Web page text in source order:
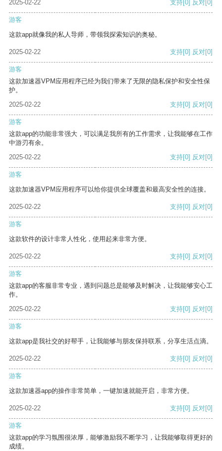
2025-02-22 支持 [0] 反对 [0]
游客
这款app就像我的私人导师，带领我探索知识的奥秘。
2025-02-22 支持[0] 反对[0]
游客
这款加速器VPM应用程序已经为我们带来了无限的隐私保护和安全性保
护。
2025-02-22
支持[0] 反对[0]
游客
这款app的功能非常强大，可以满足我所有的工作需求，让我能够在工作
中游刃有余。
2025-02-22
支持[0] 反对[0]
游客
这款加速器VPM应用程序可以给你提供全球覆盖和最高安全性的连接。
2025-02-22 支持[0] 反对[0]
游客
这款软件的设计非常人性化，使用起来非常方便。
2025-02-22 支持[0] 反对[0]
游客
这款app的客服非常专业，遇到问题总是能够及时解决，让我能够安心工
作。
2025-02-22
支持[0] 反对[0]
游客
这款app是我社交的好帮手，让我能够与朋友保持联系，分享生活点滴。
2025-02-22 支持[0] 反对[0]
游客
这款加速器app的操作非常简单，一键加速就能开启，非常方便。
2025-02-22 支持[0] 反对[0]
游客
这款app的学习氛围很浓厚，能够激励我不断学习，让我能够取得更好的
成绩。